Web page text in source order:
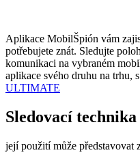
Aplikace MobilŠpión vám
potřebujete znát. Sledujte
komunikaci na vybraném
aplikace svého druhu na trhu,
ULTIMATE
Sledovací
její použití může představovat